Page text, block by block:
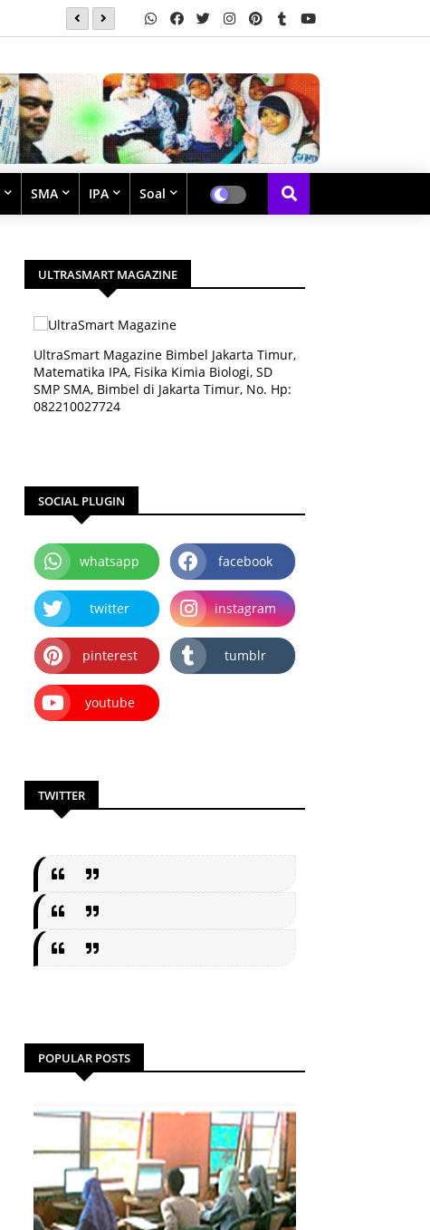
Soal Latihan Perpangkatan dan Bentuk Akar
SMA IPA Soal
ULTRASMART MAGAZINE
UltraSmart Magazine Bimbel Jakarta Timur,
Matematika IPA, Fisika Kimia Biologi, SD
SMP SMA, Bimbel di Jakarta Timur, No. Hp:
082210027724
SOCIAL PLUGIN
whatsapp facebook
twitter instagram
pinterest tumblr
youtube
TWITTER
POPULAR POSTS